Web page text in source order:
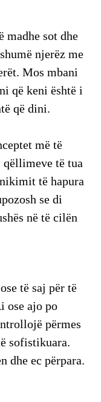
madhe sot dhe
njerëz me
Mos mbani
që keni është i
që dini.
më të
qëllimeve të tua
të hapura
se di
në të cilën
të saj për të
ose ajo po
përmes
sofistikuara.
dhe ec përpara.